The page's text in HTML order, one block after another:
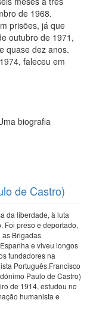
de 1968.
prisões, já que
outubro de 1971,
quase dez anos.
faleceu em
biografia
de Castro)
da liberdade, à luta
Foi preso e deportado,
as Brigadas
e viveu longos
fundadores na
Português.Francisco
Paulo de Castro)
de 1914, estudou no
humanista e